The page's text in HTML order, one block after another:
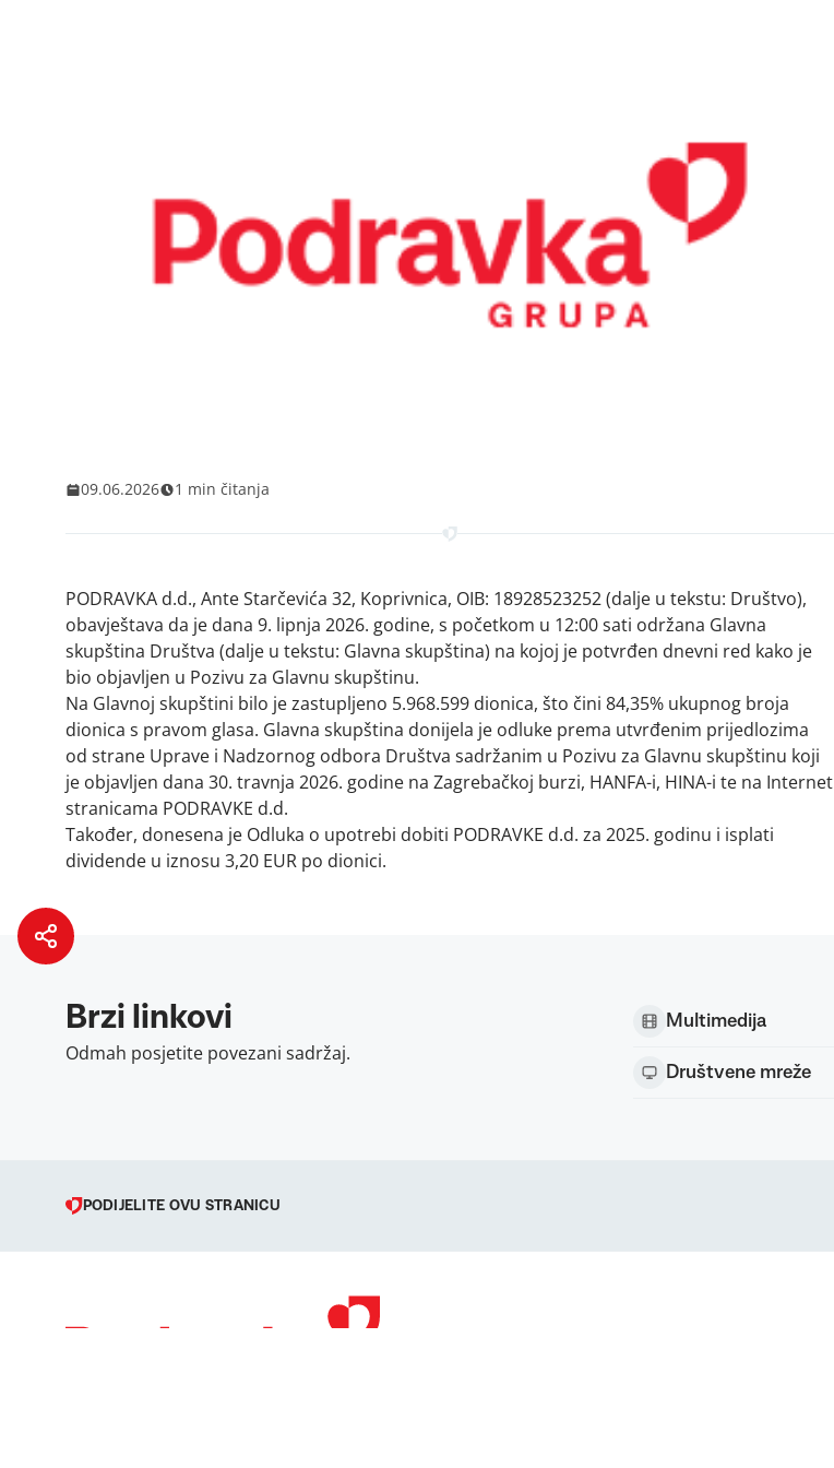
09.06.2026 1 min čitanja
PODRAVKA d.d., Ante Starčevića 32, Koprivnica, OIB: 18928523252 (dalje u tekstu: Društvo),
obavještava da je dana 9. lipnja 2026. godine, s početkom u 12:00 sati održana Glavna
skupština Društva (dalje u tekstu: Glavna skupština) na kojoj je potvrđen dnevni red kako je
bio objavljen u Pozivu za Glavnu skupštinu.
Na Glavnoj skupštini bilo je zastupljeno 5.968.599 dionica, što čini 84,35% ukupnog broja
dionica s pravom glasa. Glavna skupština donijela je odluke prema utvrđenim prijedlozima
od strane Uprave i Nadzornog odbora Društva sadržanim u Pozivu za Glavnu skupštinu koji
je objavljen dana 30. travnja 2026. godine na Zagrebačkoj burzi, HANFA-i, HINA-i te na Internet
stranicama PODRAVKE d.d.
Također, donesena je Odluka o upotrebi dobiti PODRAVKE d.d. za 2025. godinu i isplati
dividende u iznosu 3,20 EUR po dionici.
Brzi linkovi
Odmah posjetite povezani sadržaj.
Multimedija
Društvene mreže
PODIJELITE OVU STRANICU